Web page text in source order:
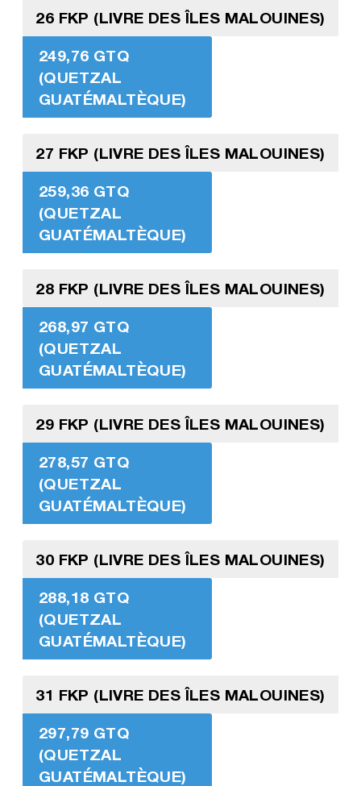
26 FKP (LIVRE DES ÎLES MALOUINES)
249,76 GTQ
(QUETZAL
GUATÉMALTÈQUE)
27 FKP (LIVRE DES ÎLES MALOUINES)
259,36 GTQ
(QUETZAL
GUATÉMALTÈQUE)
28 FKP (LIVRE DES ÎLES MALOUINES)
268,97 GTQ
(QUETZAL
GUATÉMALTÈQUE)
29 FKP (LIVRE DES ÎLES MALOUINES)
278,57 GTQ
(QUETZAL
GUATÉMALTÈQUE)
30 FKP (LIVRE DES ÎLES MALOUINES)
288,18 GTQ
(QUETZAL
GUATÉMALTÈQUE)
31 FKP (LIVRE DES ÎLES MALOUINES)
297,79 GTQ
(QUETZAL
GUATÉMALTÈQUE)